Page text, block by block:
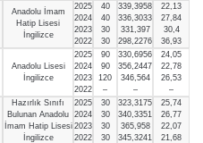
Anadolu İmam
Hatip Lisesi
İngilizce
2025
2024
2023
2022
40
40
30
30
339,3958
336,3033
331,397
298,2276
22,13
27,84
30,4
36,93
Anadolu Lisesi
İngilizce
2025
2024
2023
2022
90
90
120
–
330,6956
356,2447
346,564
–
24,05
22,78
26,53
–
Hazırlık Sınıfı
Bulunan Anadolu
İmam Hatip Lisesi
İngilizce
2025
2024
2023
2022
30
30
30
30
323,3175
340,3351
365,958
345,3241
25,74
26,77
22,07
21,68